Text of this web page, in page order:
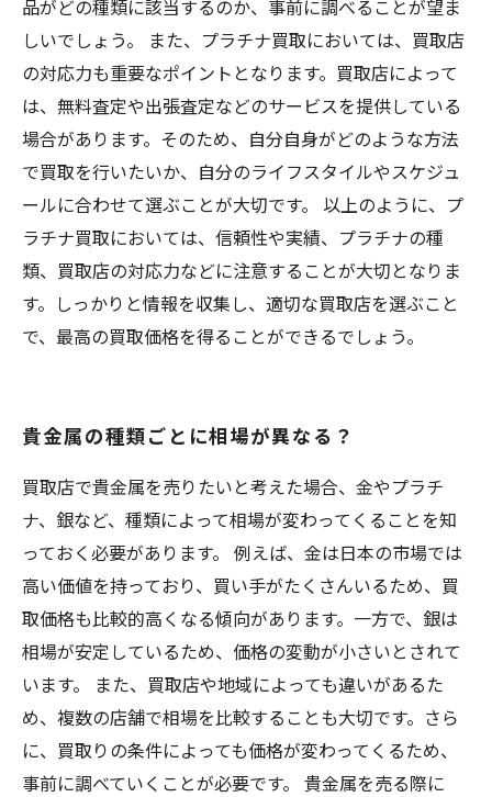
品がどの種類に該当するのか、事前に調べることが望ま
しいでしょう。 また、プラチナ買取においては、買取店
の対応力も重要なポイントとなります。買取店によって
は、無料査定や出張査定などのサービスを提供している
場合があります。そのため、自分自身がどのような方法
で買取を行いたいか、自分のライフスタイルやスケジュ
ールに合わせて選ぶことが大切です。 以上のように、プ
ラチナ買取においては、信頼性や実績、プラチナの種
類、買取店の対応力などに注意することが大切となりま
す。しっかりと情報を収集し、適切な買取店を選ぶこと
で、最高の買取価格を得ることができるでしょう。
貴金属の種類ごとに相場が異なる？
買取店で貴金属を売りたいと考えた場合、金やプラチ
ナ、銀など、種類によって相場が変わってくることを知
っておく必要があります。 例えば、金は日本の市場では
高い価値を持っており、買い手がたくさんいるため、買
取価格も比較的高くなる傾向があります。一方で、銀は
相場が安定しているため、価格の変動が小さいとされて
います。 また、買取店や地域によっても違いがあるた
め、複数の店舗で相場を比較することも大切です。さら
に、買取りの条件によっても価格が変わってくるため、
事前に調べていくことが必要です。 貴金属を売る際に